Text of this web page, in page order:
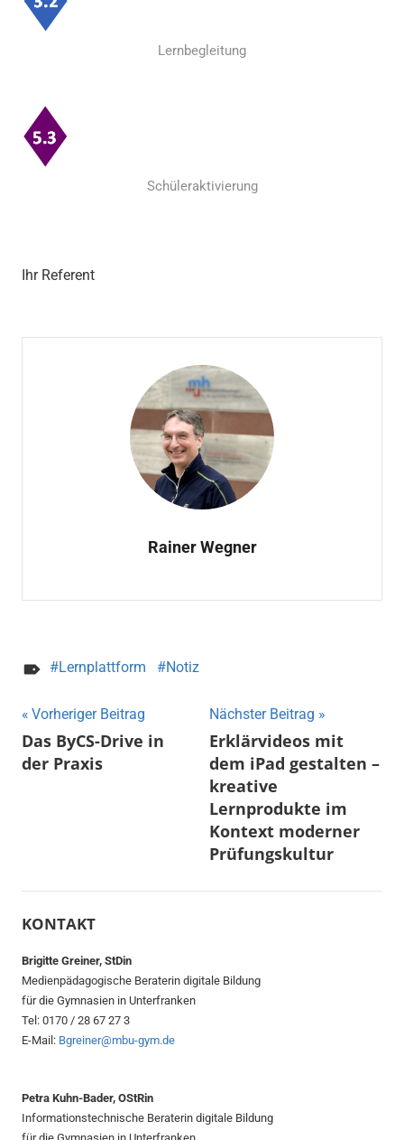
Lernbegleitung
Schüleraktivierung
Ihr Referent
Rainer Wegner
Lernplattform Notiz
Beitragsnavigation
Vorheriger Beitrag
Das ByCS-Drive in
der Praxis
Nächster Beitrag
Erklärvideos mit
dem iPad gestalten –
kreative
Lernprodukte im
Kontext moderner
Prüfungskultur
KONTAKT
Brigitte Greiner, StDin
Medienpädagogische Beraterin digitale Bildung
für die Gymnasien in Unterfranken
Tel: 0170 / 28 67 27 3
E-Mail: Bgreiner@mbu-gym.de
Petra Kuhn-Bader, OStRin
Informationstechnische Beraterin digitale Bildung